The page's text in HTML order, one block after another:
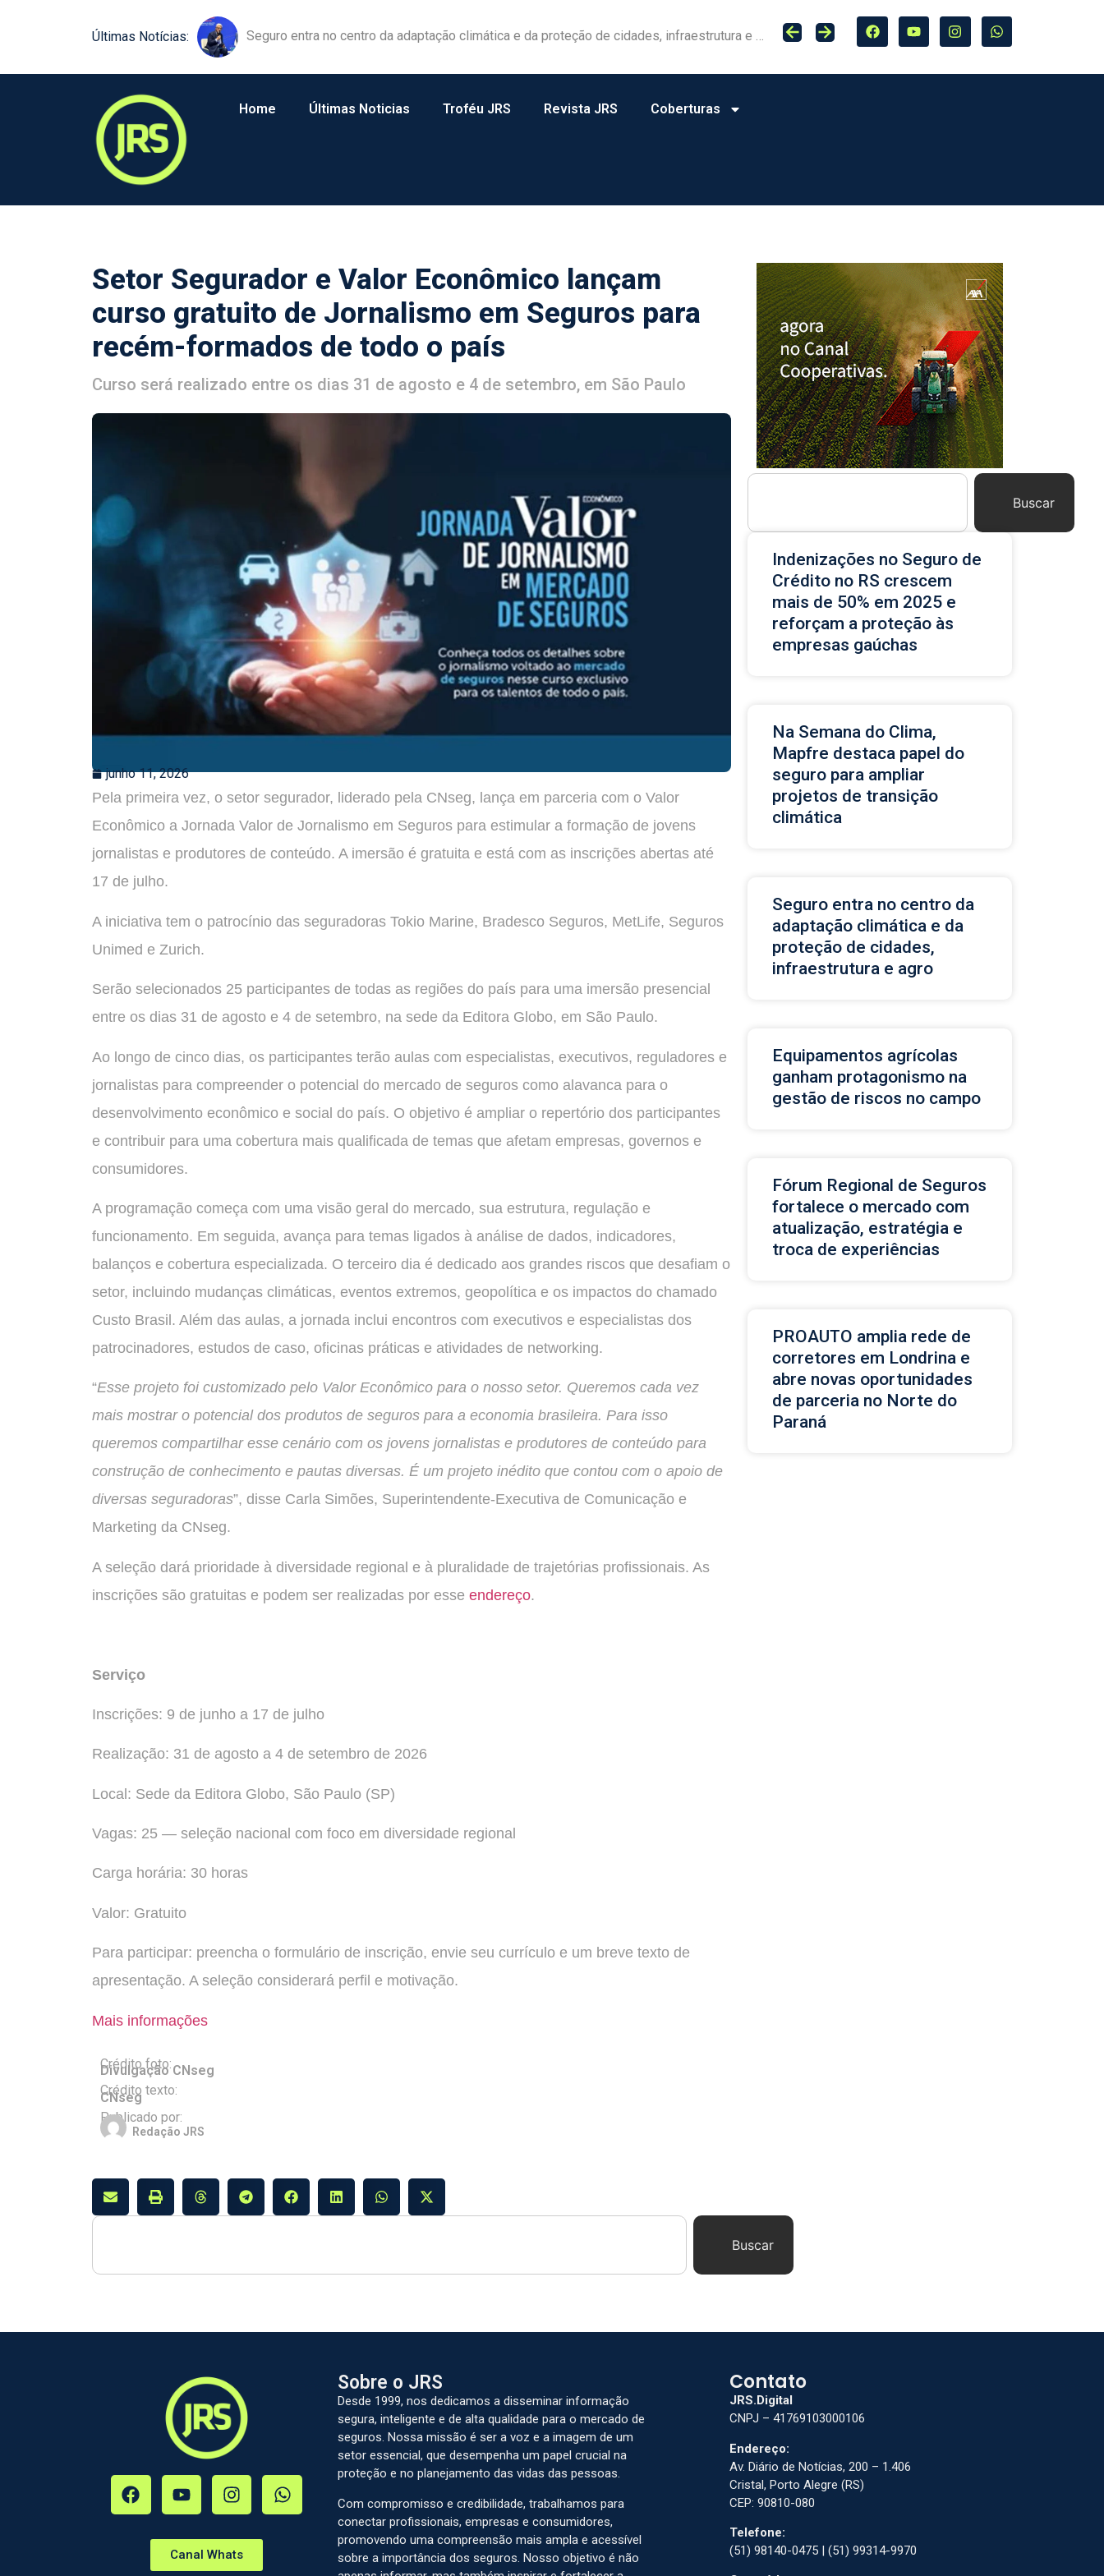
Últimas Notícias: Seguro entra no centro da adaptação climática e da proteção de cidades, infraestrutura e agro
Equipamentos agrícolas ganham protagonismo na gestão de riscos no campo
Home Últimas Noticias Troféu JRS Revista JRS Coberturas
Setor Segurador e Valor Econômico lançam
curso gratuito de Jornalismo em Seguros para
recém-formados de todo o país
Curso será realizado entre os dias 31 de agosto e 4 de setembro, em São Paulo
junho 11, 2026
Pela primeira vez, o setor segurador, liderado pela CNseg, lança em parceria com o Valor
Econômico a Jornada Valor de Jornalismo em Seguros para estimular a formação de jovens
jornalistas e produtores de conteúdo. A imersão é gratuita e está com as inscrições abertas até
17 de julho.
A iniciativa tem o patrocínio das seguradoras Tokio Marine, Bradesco Seguros, MetLife, Seguros
Unimed e Zurich.
Serão selecionados 25 participantes de todas as regiões do país para uma imersão presencial
entre os dias 31 de agosto e 4 de setembro, na sede da Editora Globo, em São Paulo.
Ao longo de cinco dias, os participantes terão aulas com especialistas, executivos, reguladores e
jornalistas para compreender o potencial do mercado de seguros como alavanca para o
desenvolvimento econômico e social do país. O objetivo é ampliar o repertório dos participantes
e contribuir para uma cobertura mais qualificada de temas que afetam empresas, governos e
consumidores.
A programação começa com uma visão geral do mercado, sua estrutura, regulação e
funcionamento. Em seguida, avança para temas ligados à análise de dados, indicadores,
balanços e cobertura especializada. O terceiro dia é dedicado aos grandes riscos que desafiam o
setor, incluindo mudanças climáticas, eventos extremos, geopolítica e os impactos do chamado
Custo Brasil. Além das aulas, a jornada inclui encontros com executivos e especialistas dos
patrocinadores, estudos de caso, oficinas práticas e atividades de networking.
“Esse projeto foi customizado pelo Valor Econômico para o nosso setor. Queremos cada vez
mais mostrar o potencial dos produtos de seguros para a economia brasileira. Para isso
queremos compartilhar esse cenário com os jovens jornalistas e produtores de conteúdo para
construção de conhecimento e pautas diversas. É um projeto inédito que contou com o apoio de
diversas seguradoras”, disse Carla Simões, Superintendente-Executiva de Comunicação e
Marketing da CNseg.
A seleção dará prioridade à diversidade regional e à pluralidade de trajetórias profissionais. As
inscrições são gratuitas e podem ser realizadas por esse endereço.
Serviço
Inscrições: 9 de junho a 17 de julho
Realização: 31 de agosto a 4 de setembro de 2026
Local: Sede da Editora Globo, São Paulo (SP)
Vagas: 25 — seleção nacional com foco em diversidade regional
Carga horária: 30 horas
Valor: Gratuito
Para participar: preencha o formulário de inscrição, envie seu currículo e um breve texto de
apresentação. A seleção considerará perfil e motivação.
Mais informações
Crédito foto:
Divulgação CNseg
Crédito texto:
CNseg
Publicado por:
Redação JRS
Buscar
Buscar
Indenizações no Seguro de
Crédito no RS crescem
mais de 50% em 2025 e
reforçam a proteção às
empresas gaúchas
Na Semana do Clima,
Mapfre destaca papel do
seguro para ampliar
projetos de transição
climática
Seguro entra no centro da
adaptação climática e da
proteção de cidades,
infraestrutura e agro
Equipamentos agrícolas
ganham protagonismo na
gestão de riscos no campo
Fórum Regional de Seguros
fortalece o mercado com
atualização, estratégia e
troca de experiências
PROAUTO amplia rede de
corretores em Londrina e
abre novas oportunidades
de parceria no Norte do
Paraná
Canal Whats
Sobre o JRS
Desde 1999, nos dedicamos a disseminar informação
segura, inteligente e de alta qualidade para o mercado de
seguros. Nossa missão é ser a voz e a imagem de um
setor essencial, que desempenha um papel crucial na
proteção e no planejamento das vidas das pessoas.
Com compromisso e credibilidade, trabalhamos para
conectar profissionais, empresas e consumidores,
promovendo uma compreensão mais ampla e acessível
sobre a importância dos seguros. Nosso objetivo é não
Contato
JRS.Digital
CNPJ – 41769103000106
Endereço:
Av. Diário de Notícias, 200 – 1.406
Cristal, Porto Alegre (RS)
CEP: 90810-080
Telefone:
(51) 98140-0475 | (51) 99314-9970